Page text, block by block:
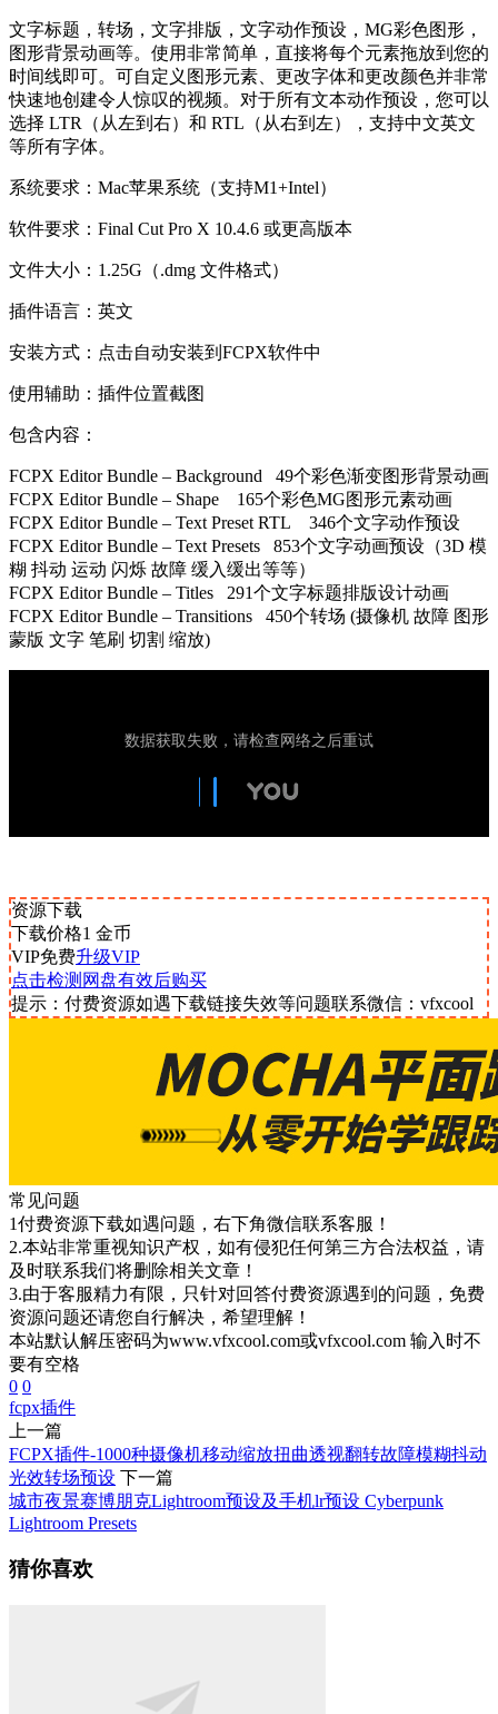
文字标题，转场，文字排版，文字动作预设，MG彩色图形，
图形背景动画等。使用非常简单，直接将每个元素拖放到您的
时间线即可。可自定义图形元素、更改字体和更改颜色并非常
快速地创建令人惊叹的视频。对于所有文本动作预设，您可以
选择 LTR（从左到右）和 RTL（从右到左），支持中文英文
等所有字体。
系统要求：Mac苹果系统（支持M1+Intel）
软件要求：Final Cut Pro X 10.4.6 或更高版本
文件大小：1.25G（.dmg 文件格式）
插件语言：英文
安装方式：点击自动安装到FCPX软件中
使用辅助：插件位置截图
包含内容：
FCPX Editor Bundle – Background 49个彩色渐变图形背景动画
FCPX Editor Bundle – Shape 165个彩色MG图形元素动画
FCPX Editor Bundle – Text Preset RTL 346个文字动作预设
FCPX Editor Bundle – Text Presets 853个文字动画预设（3D 模
糊 抖动 运动 闪烁 故障 缓入缓出等等）
FCPX Editor Bundle – Titles 291个文字标题排版设计动画
FCPX Editor Bundle – Transitions 450个转场 (摄像机 故障 图形
蒙版 文字 笔刷 切割 缩放)
资源下载
下载价格1 金币
VIP免费升级VIP
点击检测网盘有效后购买
提示：付费资源如遇下载链接失效等问题联系微信：vfxcool
常见问题
1付费资源下载如遇问题，右下角微信联系客服！
2.本站非常重视知识产权，如有侵犯任何第三方合法权益，请
及时联系我们将删除相关文章！
3.由于客服精力有限，只针对回答付费资源遇到的问题，免费
资源问题还请您自行解决，希望理解！
本站默认解压密码为www.vfxcool.com或vfxcool.com 输入时不
要有空格
0 0
fcpx插件
上一篇
FCPX插件-1000种摄像机移动缩放扭曲透视翻转故障模糊抖动
光效转场预设 下一篇
城市夜景赛博朋克Lightroom预设及手机lr预设 Cyberpunk
Lightroom Presets
猜你喜欢